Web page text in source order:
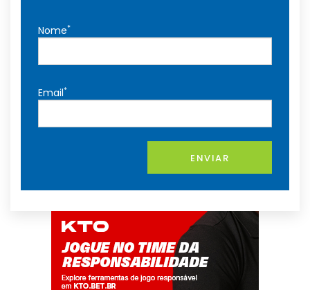
Nome*
Email*
ENVIAR